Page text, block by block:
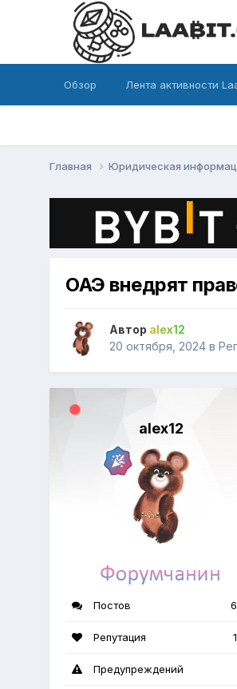
Обзор Лента активности
Главная Юридическая
ОАЭ внедрят
Автор alex12
20 октября, 2024 в
alex12
Постов
Репутация
Предупреждений